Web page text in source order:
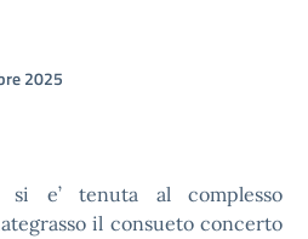
2025
si e’ tenuta al complesso
il consueto concerto